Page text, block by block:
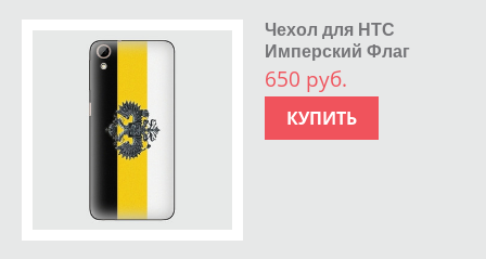
Чехол для HTC
Имперский Флаг
650 руб.
КУПИТЬ